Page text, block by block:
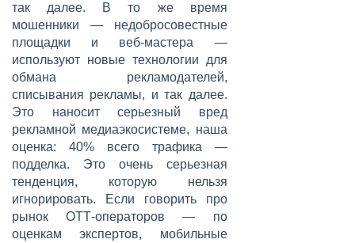
так далее. В то же время
мошенники — недобросовестные
площадки и веб-мастера —
используют новые технологии для
обмана рекламодателей,
списывания рекламы, и так далее.
Это наносит серьезный вред
рекламной медиаэкосистеме, наша
оценка: 40% всего трафика —
подделка. Это очень серьезная
тенденция, которую нельзя
игнорировать. Если говорить про
рынок ОТТ-операторов — по
оценкам экспертов, мобильные